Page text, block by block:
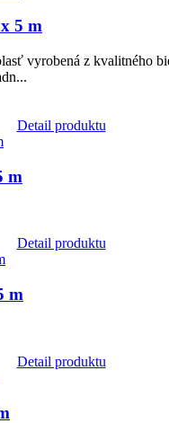
5 m
vyrobená z kvalitného
Detail produktu
m
Detail produktu
m
Detail produktu